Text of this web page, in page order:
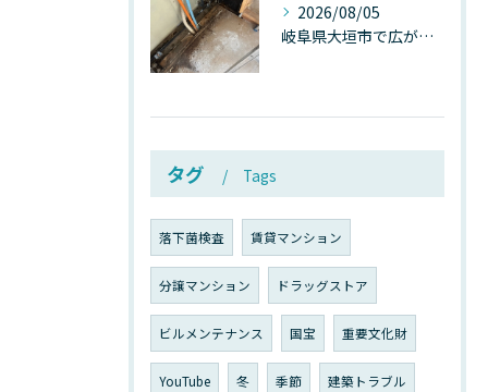
2026/08/05
岐阜県大垣市で広がる“深層カビ汚染”──なぜ除カビが必要なのか、建物内部で起きている見えない危機
タグ Tags
落下菌検査 賃貸マンション
分譲マンション ドラッグストア
ビルメンテナンス 国宝 重要文化財
YouTube 冬 季節 建築トラブル